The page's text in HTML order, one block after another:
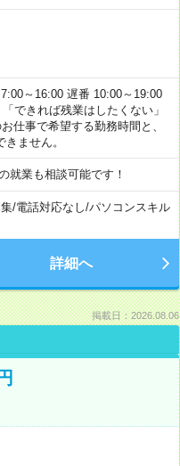
～16:00 遅番 10:00～19:00
できれば残業はしたくない」
仕事で希望する勤務時間と、
ません。
就業も相談可能です！
/電話対応なし/パソコンスキル
詳細へ
掲載日：2026.08.06